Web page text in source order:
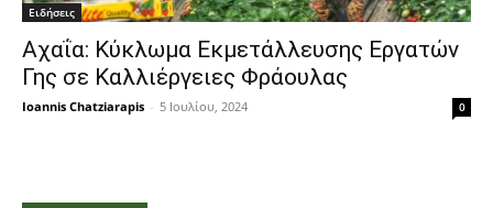
Ειδήσεις
Αχαΐα: Κύκλωμα Εκμετάλλευσης Εργατών
Γης σε Καλλιέργειες Φράουλας
Ioannis Chatziarapis - 5 Ιουλίου, 2024 0